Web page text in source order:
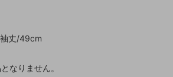
丈/49cm
なりません。